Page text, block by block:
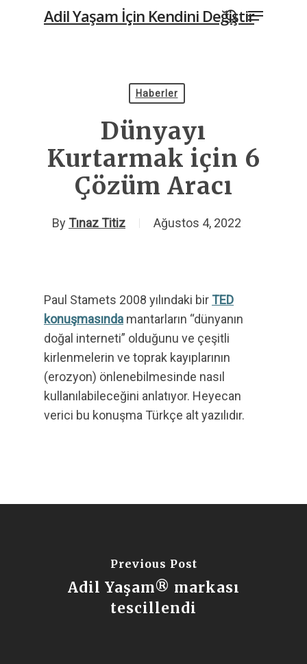
Adil Yaşam İçin Kendini DeğiştirMenu
Haberler
Dünyayı
Kurtarmak için 6
Çözüm Aracı
By Tınaz Titiz Ağustos 4, 2022
Paul Stamets 2008 yılındaki bir TED
konuşmasında mantarların “dünyanın
doğal interneti” olduğunu ve çeşitli
kirlenmelerin ve toprak kayıplarının
(erozyon) önlenebilmesinde nasıl
kullanılabileceğini anlatıyor. Heyecan
verici bu konuşma Türkçe alt yazılıdır.
Previous Post
Adil Yaşam® markası
tescillendi